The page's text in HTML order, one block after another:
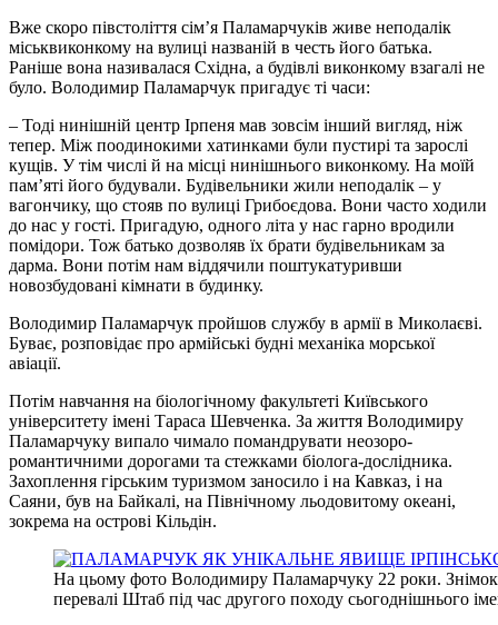
Вже скоро півстоліття сім’я Паламарчуків живе неподалік
міськвиконкому на вулиці названій в честь його батька.
Раніше вона називалася Східна, а будівлі виконкому взагалі не
було. Володимир Паламарчук пригадує ті часи:
– Тоді нинішній центр Ірпеня мав зовсім інший вигляд, ніж
тепер. Між поодинокими хатинками були пустирі та зарослі
кущів. У тім числі й на місці нинішнього виконкому. На моїй
пам’яті його будували. Будівельники жили неподалік – у
вагончику, що стояв по вулиці Грибоєдова. Вони часто ходили
до нас у гості. Пригадую, одного літа у нас гарно вродили
помідори. Тож батько дозволяв їх брати будівельникам за
дарма. Вони потім нам віддячили поштукатуривши
новозбудовані кімнати в будинку.
Володимир Паламарчук пройшов службу в армії в Миколаєві.
Буває, розповідає про армійські будні механіка морської
авіації.
Потім навчання на біологічному факультеті Київського
університету імені Тараса Шевченка. За життя Володимиру
Паламарчуку випало чимало помандрувати неозоро-
романтичними дорогами та стежками біолога-дослідника.
Захоплення гірським туризмом заносило і на Кавказ, і на
Саяни, був на Байкалі, на Північному льодовитому океані,
зокрема на острові Кільдін.
На цьому фото Володимиру Паламарчуку 22 роки.
перевалі Штаб під час другого походу сьогоднішнього